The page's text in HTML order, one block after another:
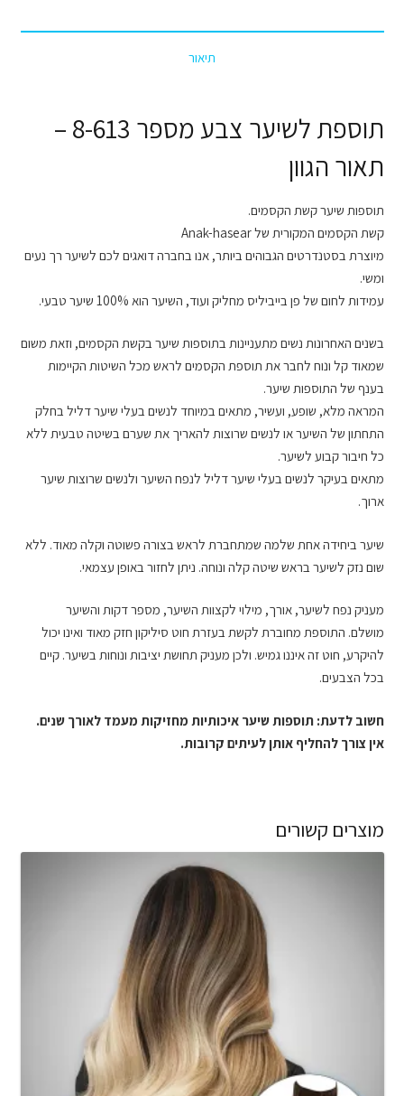
מספר
תאור
תיאור
תוספת לשיער צבע מספר 8-613 –
תאור הגוון
תוספות שיער קשת הקסמים.
קשת הקסמים המקורית של Anak-hasear
מיוצרת בסטנדרטים הגבוהים ביותר, אנו בחברה דואגים לכם לשיער רך נעים
ומשי.
עמידות לחום של פן בייביליס מחליק ועוד, השיער הוא 100% שיער טבעי.
בשנים האחרונות נשים מתעניינות בתוספות שיער בקשת הקסמים, וזאת משום
שמאוד קל ונוח לחבר את תוספת הקסמים לראש מכל השיטות הקיימות
בענף של התוספות שיער.
המראה מלא, שופע, ועשיר, מתאים במיוחד לנשים בעלי שיער דליל בחלק
התחתון של השיער או לנשים שרוצות להאריך את שערם בשיטה טבעית ללא
כל חיבור קבוע לשיער.
מתאים בעיקר לנשים בעלי שיער דליל לנפח השיער ולנשים שרוצות שיער
ארוך.
שיער ביחידה אחת שלמה שמתחברת לראש בצורה פשוטה וקלה מאוד. ללא
שום נזק לשיער בראש שיטה קלה ונוחה. ניתן לחזור באופן עצמאי.
מעניק נפח לשיער, אורך, מילוי לקצוות השיער, מספר דקות והשיער
מושלם. התוספת מחוברת לקשת בעזרת חוט סיליקון חזק מאוד ואינו יכול
להיקרע, חוט זה איננו גמיש. ולכן מעניק תחושת יציבות ונוחות בשיער. קיים
בכל הצבעים.
חשוב לדעת: תוספות שיער איכותיות מחזיקות מעמד לאורך שנים.
אין צורך להחליף אותן לעיתים קרובות.
מוצרים קשורים